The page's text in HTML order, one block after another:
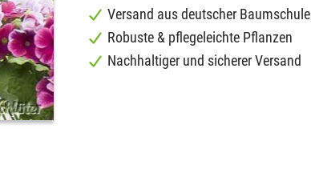
Versand aus deutscher Baumschule
Robuste & pflegeleichte Pflanzen
Nachhaltiger und sicherer Versand